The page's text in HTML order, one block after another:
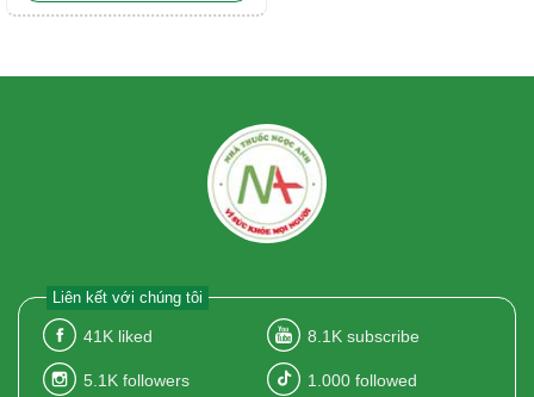
Liên kết với chúng tôi
41K liked 8.1K subscribe
5.1K followers 1.000 followed